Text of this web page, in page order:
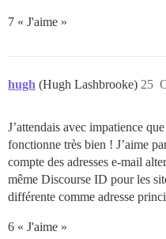
7 « J'aime »
hugh (Hugh Lashbrooke) 25
J’attendais avec impatience
fonctionne très bien ! J’aime
compte des adresses e-mail
même Discourse ID pour les
différente comme adresse
6 « J'aime »